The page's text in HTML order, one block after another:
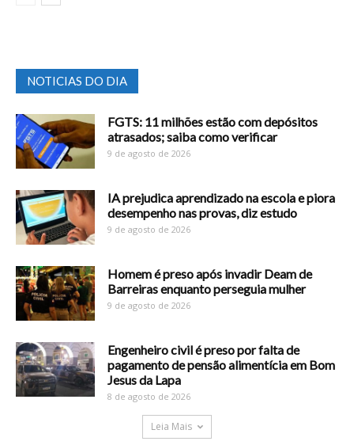
NOTICIAS DO DIA
FGTS: 11 milhões estão com depósitos
atrasados; saiba como verificar
9 de agosto de 2026
IA prejudica aprendizado na escola e piora
desempenho nas provas, diz estudo
9 de agosto de 2026
Homem é preso após invadir Deam de
Barreiras enquanto perseguia mulher
9 de agosto de 2026
Engenheiro civil é preso por falta de
pagamento de pensão alimentícia em Bom
Jesus da Lapa
8 de agosto de 2026
Leia Mais